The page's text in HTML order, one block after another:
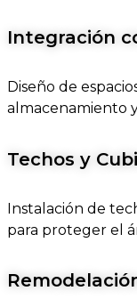
Integración
Diseño de
almacenamiento
Techos y
Instalación de
para proteger el